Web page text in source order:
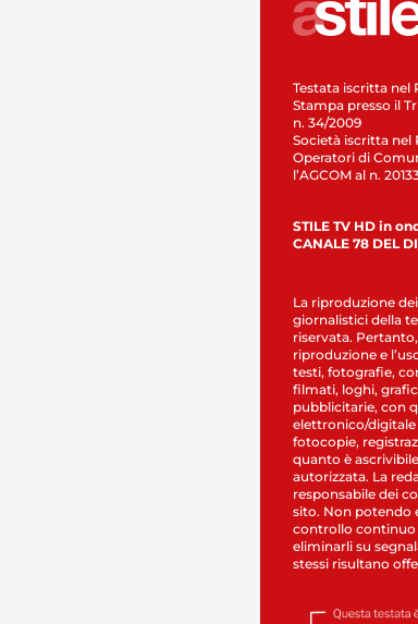
Testata iscritta nel
Stampa presso il
n. 34/2009
Società iscritta nel
Operatori di
l’AGCOM al n.
STILE TV HD in
CANALE 78 DEL
La riproduzione
giornalistici della
riservata.
riproduzione e
testi, fotografie,
filmati, loghi,
pubblicitarie, con
elettronico/digitale
fotocopie,
quanto è
autorizzata. La
responsabile dei
sito. Non potendo
controllo continuo
eliminarli su
stessi risultano